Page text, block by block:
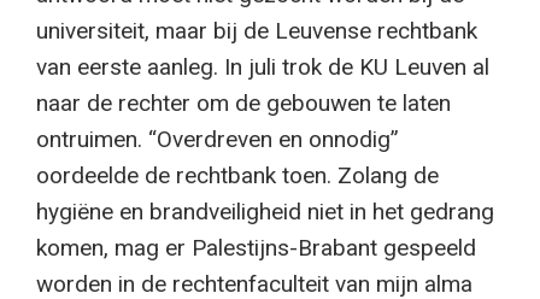
universiteit, maar bij de Leuvense rechtbank
van eerste aanleg. In juli trok de KU Leuven al
naar de rechter om de gebouwen te laten
ontruimen. “Overdreven en onnodig”
oordeelde de rechtbank toen. Zolang de
hygiëne en brandveiligheid niet in het gedrang
komen, mag er Palestijns-Brabant gespeeld
worden in de rechtenfaculteit van mijn alma